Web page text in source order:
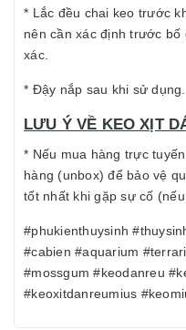
* Lắc đều chai keo trước
nên cần xác định trước bố
xác.
* Đậy nắp sau khi sử dụng.
LƯU Ý VỀ KEO XỊT
* Nếu mua hàng trực
hàng (unbox) để bảo vệ
tốt nhất khi gặp sự cố (nếu
#phukienthuysinh
#cabien #aquarium
#mossgum #keodanreu
#keoxitdanreumius